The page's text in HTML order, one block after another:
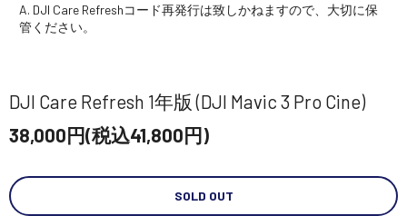
A. DJI Care Refreshコード再発行は致しかねますので、大切に保
管ください。
DJI Care Refresh 1年版 (DJI Mavic 3 Pro Cine)
38,000円(税込41,800円)
SOLD OUT